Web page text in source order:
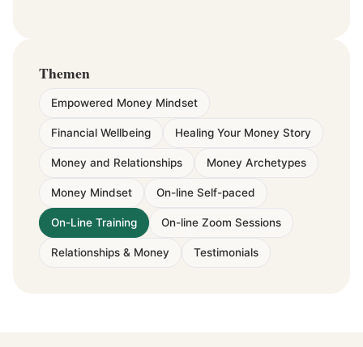
Themen
Empowered Money Mindset
Financial Wellbeing Healing Your Money Story
Money and Relationships Money Archetypes
Money Mindset On-line Self-paced
On-Line Training On-line Zoom Sessions
Relationships & Money Testimonials